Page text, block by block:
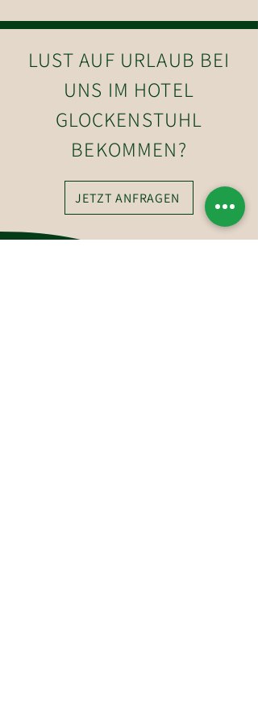
LUST AUF URLAUB BEI
UNS IM HOTEL
GLOCKENSTUHL
BEKOMMEN?
JETZT ANFRAGEN